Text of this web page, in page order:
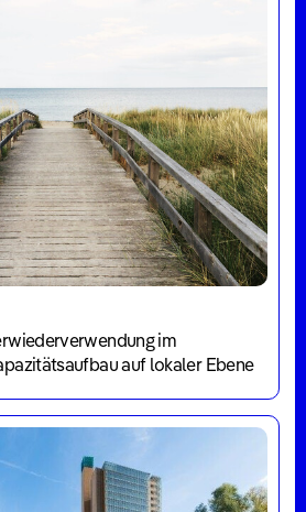
im
auf lokaler Ebene